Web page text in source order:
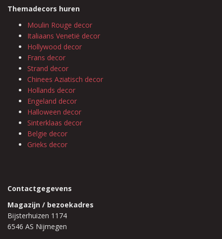
Themadecors huren
Moulin Rouge decor
Italiaans Venetië decor
Hollywood decor
Frans decor
Strand decor
Chinees Aziatisch decor
Hollands decor
Engeland decor
Halloween decor
Sinterklaas decor
Belgie decor
Grieks decor
Contactgegevens
Magazijn / bezoekadres
Bijsterhuizen 1174
6546 AS Nijmegen